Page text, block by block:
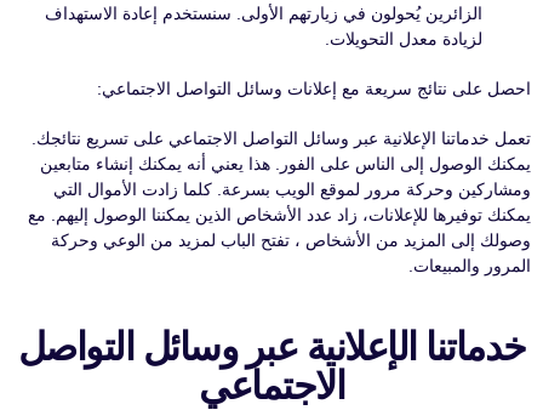
الزائرين يُحولون في زيارتهم الأولى. سنستخدم إعادة الاستهداف
لزيادة معدل التحويلات.
احصل على نتائج سريعة مع إعلانات وسائل التواصل الاجتماعي:
تعمل خدماتنا الإعلانية عبر وسائل التواصل الاجتماعي على تسريع نتائجك.
يمكنك الوصول إلى الناس على الفور. هذا يعني أنه يمكنك إنشاء متابعين
ومشاركين وحركة مرور لموقع الويب بسرعة. كلما زادت الأموال التي
يمكنك توفيرها للإعلانات، زاد عدد الأشخاص الذين يمكننا الوصول إليهم. مع
وصولك إلى المزيد من الأشخاص ، تفتح الباب لمزيد من الوعي وحركة
المرور والمبيعات.
خدماتنا الإعلانية عبر وسائل التواصل
الاجتماعي